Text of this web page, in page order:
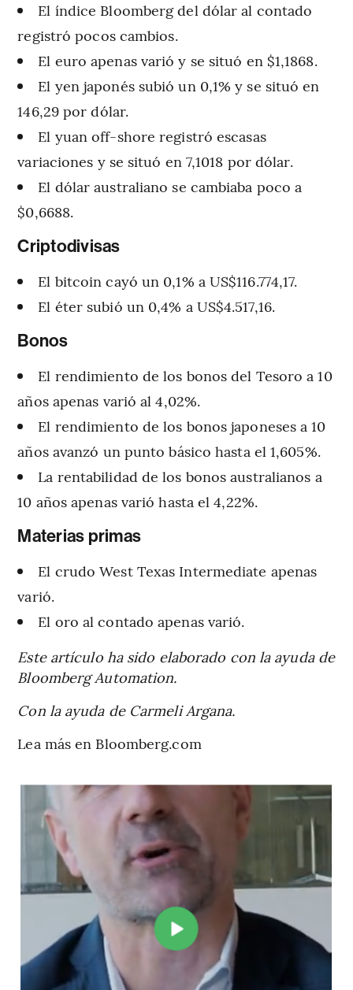
El índice Bloomberg del dólar al contado
registró pocos cambios.
El euro apenas varió y se situó en $1,1868.
El yen japonés subió un 0,1% y se situó en
146,29 por dólar.
El yuan off-shore registró escasas
variaciones y se situó en 7,1018 por dólar.
El dólar australiano se cambiaba poco a
$0,6688.
Criptodivisas
El bitcoin cayó un 0,1% a US$116.774,17.
El éter subió un 0,4% a US$4.517,16.
Bonos
El rendimiento de los bonos del Tesoro a 10
años apenas varió al 4,02%.
El rendimiento de los bonos japoneses a 10
años avanzó un punto básico hasta el 1,605%.
La rentabilidad de los bonos australianos a
10 años apenas varió hasta el 4,22%.
Materias primas
El crudo West Texas Intermediate apenas
varió.
El oro al contado apenas varió.
Este artículo ha sido elaborado con la ayuda de
Bloomberg Automation.
Con la ayuda de Carmeli Argana.
Lea más en Bloomberg.com